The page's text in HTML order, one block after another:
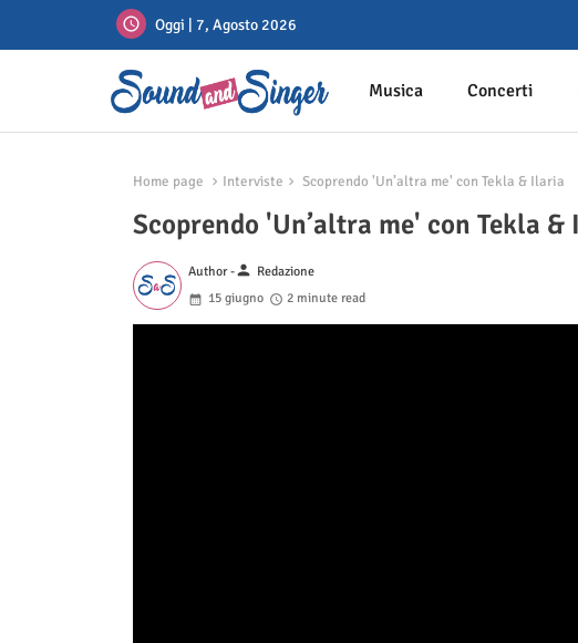
Oggi | 7, Agosto 2026
Musica Concerti
Home page Interviste Scoprendo 'Un’altra me' con Tekla & Ilaria
Scoprendo 'Un’altra me' con Tekla
Author -person Redazione
15 giugno
2 minute read